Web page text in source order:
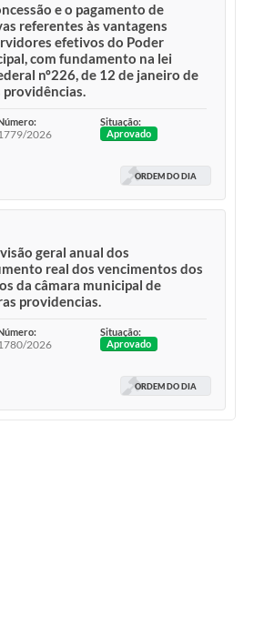
e o pagamento de
referentes às vantagens
efetivos do Poder
com fundamento na lei
nº226, de 12 de janeiro de
providências.
2026
Situação:
Aprovado
ORDEM DO DIA
geral anual dos
real dos vencimentos dos
da câmara municipal de
providencias.
2026
Situação:
Aprovado
ORDEM DO DIA